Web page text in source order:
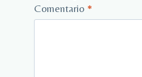
Comentario *